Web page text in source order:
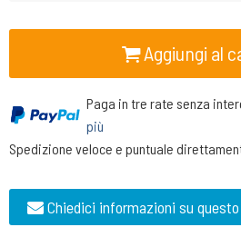
Aggiungi al
Paga in tre rate senza
più
Spedizione veloce e puntuale
Chiedici informazioni su